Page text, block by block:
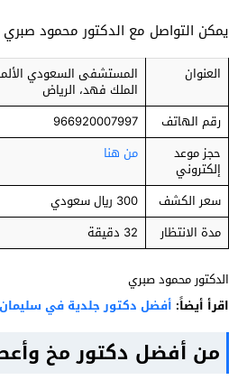
يمكن التواصل مع الدكتور محمود
العنوان المستشفى السعودي
الملك فهد، الرياض
رقم الهاتف
966920007997
حجز موعد
إلكتروني
من هنا
سعر الكشف
300 ريال سعودي
مدة الانتظار
32 دقيقة
الدكتور محمود صبري
اقرأ أيضاً: أفضل دكتور جلدية في
من أفضل دكتور مخ